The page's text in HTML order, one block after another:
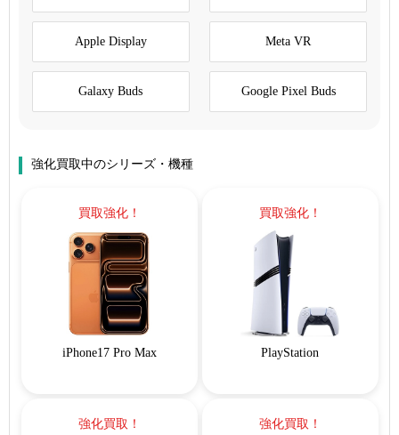
Apple Display Meta VR
Galaxy Buds Google Pixel Buds
強化買取中のシリーズ・機種
買取強化！
iPhone17 Pro Max
買取強化！
PlayStation
強化買取！ 強化買取！